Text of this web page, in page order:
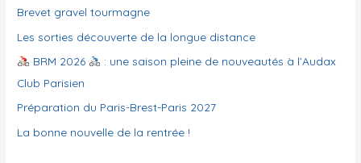
r
i
e
s
Brevet gravel tourmagne
Les sorties découverte de la longue distance
BRM 2026
: une saison pleine de nouveautés à l’Audax
Club Parisien
Préparation du Paris-Brest-Paris 2027
La bonne nouvelle de la rentrée !